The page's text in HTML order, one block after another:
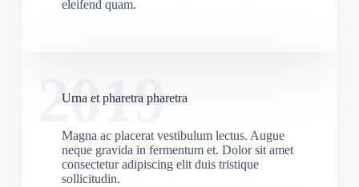
eleifend quam.
2019
Urna et pharetra pharetra
Magna ac placerat vestibulum lectus. Augue
neque gravida in fermentum et. Dolor sit amet
consectetur adipiscing elit duis tristique
sollicitudin.